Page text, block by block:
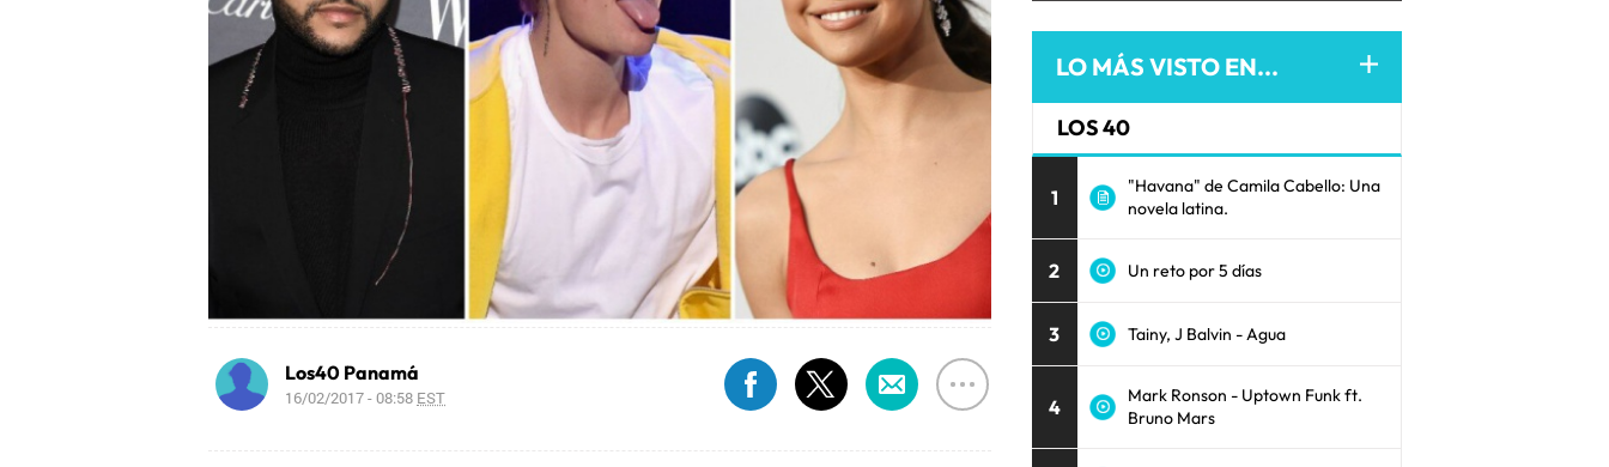
Los40 Panamá
16/02/2017 - 08:58 EST
LO MÁS VISTO EN...
LOS 40
1
"Havana" de Camila Cabello: Una
novela latina.
2 Un reto por 5 días
3 Tainy, J Balvin - Agua
4
Mark Ronson - Uptown Funk ft.
Bruno Mars